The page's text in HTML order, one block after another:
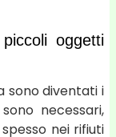
oggetti
sono diventati i
necessari,
nei rifiuti